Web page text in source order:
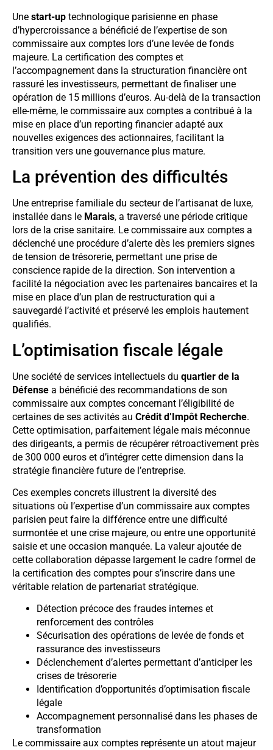
Une start-up technologique parisienne en phase
d’hypercroissance a bénéficié de l’expertise de son
commissaire aux comptes lors d’une levée de fonds
majeure. La certification des comptes et
l’accompagnement dans la structuration financière ont
rassuré les investisseurs, permettant de finaliser une
opération de 15 millions d’euros. Au-delà de la transaction
elle-même, le commissaire aux comptes a contribué à la
mise en place d’un reporting financier adapté aux
nouvelles exigences des actionnaires, facilitant la
transition vers une gouvernance plus mature.
La prévention des difficultés
Une entreprise familiale du secteur de l’artisanat de luxe,
installée dans le Marais, a traversé une période critique
lors de la crise sanitaire. Le commissaire aux comptes a
déclenché une procédure d’alerte dès les premiers signes
de tension de trésorerie, permettant une prise de
conscience rapide de la direction. Son intervention a
facilité la négociation avec les partenaires bancaires et la
mise en place d’un plan de restructuration qui a
sauvegardé l’activité et préservé les emplois hautement
qualifiés.
L’optimisation fiscale légale
Une société de services intellectuels du quartier de la
Défense a bénéficié des recommandations de son
commissaire aux comptes concernant l’éligibilité de
certaines de ses activités au Crédit d’Impôt Recherche.
Cette optimisation, parfaitement légale mais méconnue
des dirigeants, a permis de récupérer rétroactivement près
de 300 000 euros et d’intégrer cette dimension dans la
stratégie financière future de l’entreprise.
Ces exemples concrets illustrent la diversité des
situations où l’expertise d’un commissaire aux comptes
parisien peut faire la différence entre une difficulté
surmontée et une crise majeure, ou entre une opportunité
saisie et une occasion manquée. La valeur ajoutée de
cette collaboration dépasse largement le cadre formel de
la certification des comptes pour s’inscrire dans une
véritable relation de partenariat stratégique.
Détection précoce des fraudes internes et
renforcement des contrôles
Sécurisation des opérations de levée de fonds et
rassurance des investisseurs
Déclenchement d’alertes permettant d’anticiper les
crises de trésorerie
Identification d’opportunités d’optimisation fiscale
légale
Accompagnement personnalisé dans les phases de
transformation
Le commissaire aux comptes représente un atout majeur